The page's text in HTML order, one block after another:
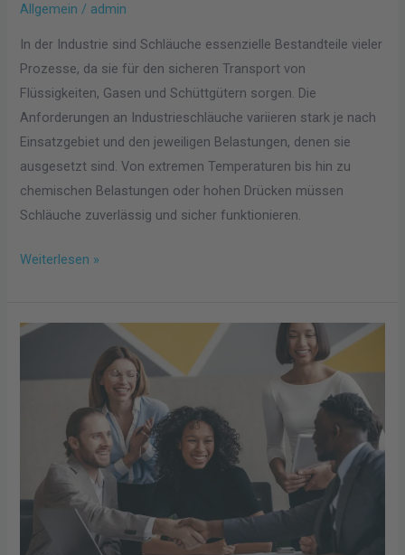
Allgemein / admin
In der Industrie sind Schläuche essenzielle Bestandteile vieler
Prozesse, da sie für den sicheren Transport von
Flüssigkeiten, Gasen und Schüttgütern sorgen. Die
Anforderungen an Industrieschläuche variieren stark je nach
Einsatzgebiet und den jeweiligen Belastungen, denen sie
ausgesetzt sind. Von extremen Temperaturen bis hin zu
chemischen Belastungen oder hohen Drücken müssen
Schläuche zuverlässig und sicher funktionieren.
Weiterlesen »
Effiziente
Personalplanung
in
Unternehmen